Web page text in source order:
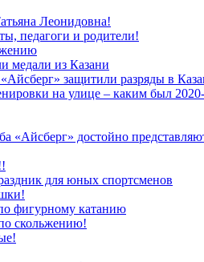
Леонидовна!
педагоги и родители!
медали из Казани
защитили разряды в
на улице – каким был
«Айсберг» достойно
для юных спортсменов
фигурному катанию
скольжению!